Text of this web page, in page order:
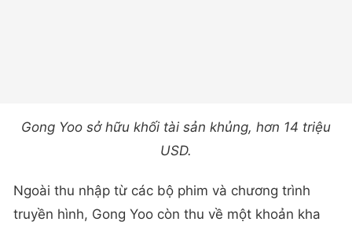
Gong Yoo sở hữu khối tài sản khủng, hơn 14 triệu
USD.
Ngoài thu nhập từ các bộ phim và chương trình
truyền hình, Gong Yoo còn thu về một khoản kha